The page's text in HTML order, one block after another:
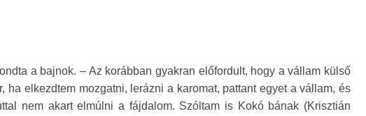
a bajnok. – Az korábban gyakran előfordult, hogy a vállam külső
ha elkezdtem mozgatni, lerázni a karomat, pattant egyet a vállam, és
nem akart elmúlni a fájdalom. Szóltam is Kokó bának (Krisztián